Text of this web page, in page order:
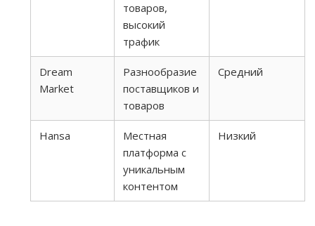
товаров,
высокий
трафик
Dream
Market
Разнообразие
поставщиков и
товаров
Средний
Hansa
Местная
платформа с
уникальным
контентом
Низкий